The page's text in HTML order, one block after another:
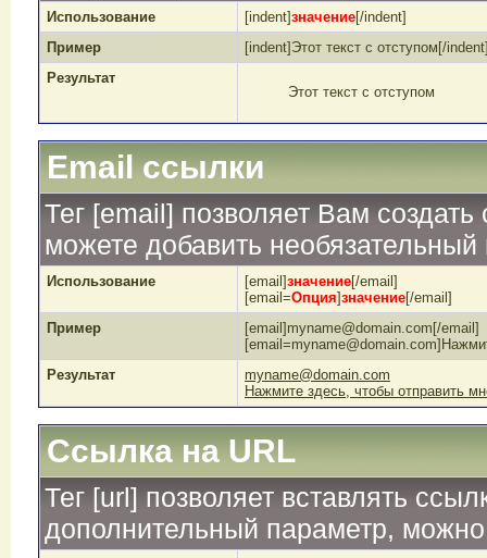
Использование [indent]значение[/indent]
Пример
[indent]Этот текст с отступом[/
Результат
Этот текст с отступом
Email ссылки
Тег [email] позволяет Вам
можете добавить
Использование [email]значение[/email]
[email=Опция]значение[/email]
Пример
[email]myname@domain.com[/email]
Результат
myname@domain.com
Нажмите здесь, чтобы отправить
Ссылка на URL
Тег [url] позволяет вставлять
дополнительный параметр, можно